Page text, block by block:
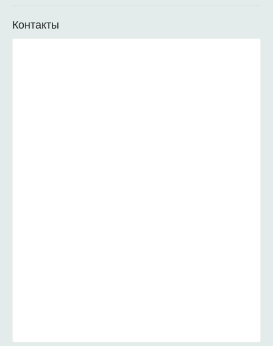
Контакты